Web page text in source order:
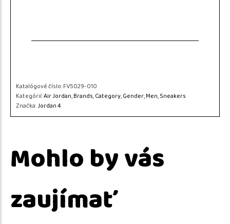
Katalógové číslo:FV5029-010
Kategórií:Air Jordan,Brands,Category,Gender,Men,Sneakers
Značka:Jordan 4
Mohlo by vás
zaujímať